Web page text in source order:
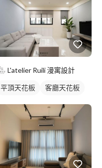
L'atelier Ruili 漫寓設計
平頂天花板 客廳天花板